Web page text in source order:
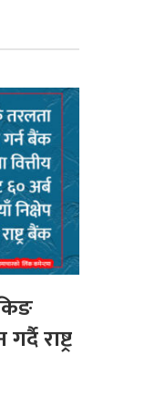
राष्ट्र